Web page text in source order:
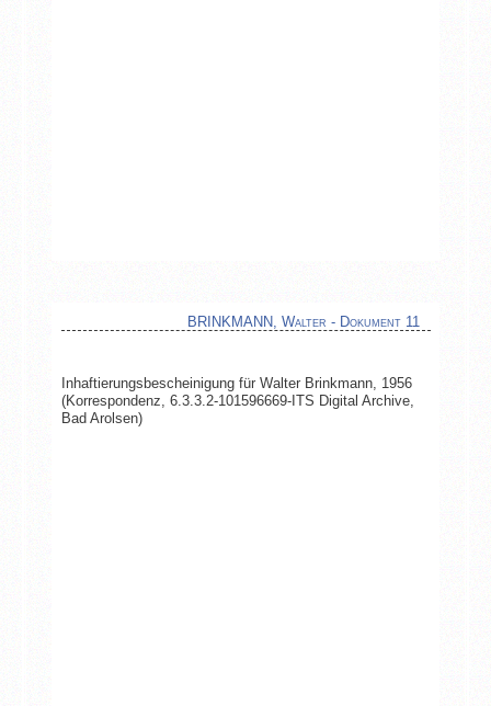
BRINKMANN, Walter - Dokument 11
Inhaftierungsbescheinigung für Walter Brinkmann, 1956
(Korrespondenz, 6.3.3.2-101596669-ITS Digital Archive,
Bad Arolsen)